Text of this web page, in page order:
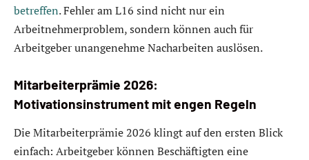
betreffen. Fehler am L16 sind nicht nur ein
Arbeitnehmerproblem, sondern können auch für
Arbeitgeber unangenehme Nacharbeiten auslösen.
Mitarbeiterprämie 2026:
Motivationsinstrument mit engen Regeln
Die Mitarbeiterprämie 2026 klingt auf den ersten Blick
einfach: Arbeitgeber können Beschäftigten eine